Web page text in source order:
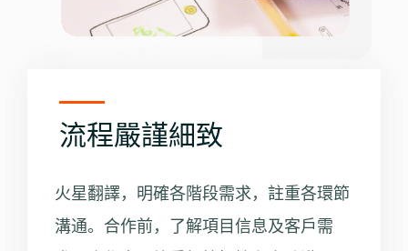
流程嚴謹細致
火星翻譯，明確各階段需求，註重各環節
溝通。合作前，了解項目信息及客戶需